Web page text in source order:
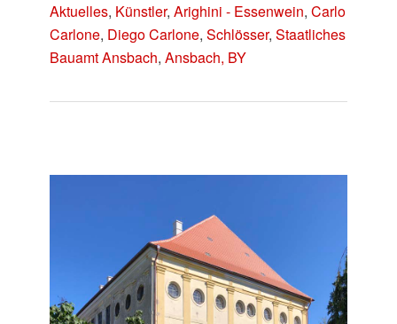
Aktuelles, Künstler,Arighini - Essenwein,Carlo
Carlone, Diego Carlone,Schlösser,Staatliches
Bauamt Ansbach,Ansbach, BY